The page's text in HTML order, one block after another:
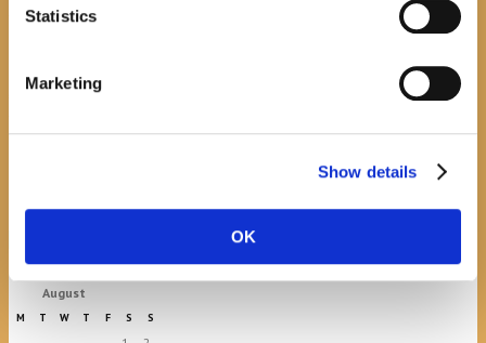
Statistics
Marketing
Show details
OK
Makarskoj"-poshumno Tihorad Mijo Bartulović
Javni natječaj za imenovanje
August
M T W T F S S